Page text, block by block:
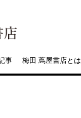
事 梅田 蔦屋書店とは